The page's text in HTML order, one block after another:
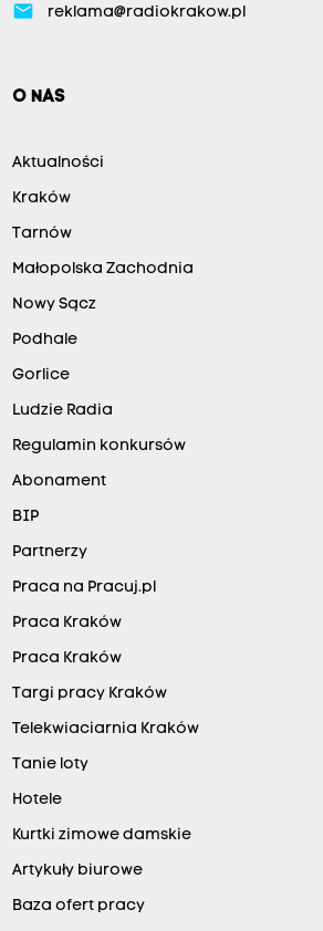
email reklama@radiokrakow.pl
O NAS
Aktualności
Kraków
Tarnów
Małopolska Zachodnia
Nowy Sącz
Podhale
Gorlice
Ludzie Radia
Regulamin konkursów
Abonament
BIP
Partnerzy
Praca na Pracuj.pl
Praca Kraków
Praca Kraków
Targi pracy Kraków
Telekwiaciarnia Kraków
Tanie loty
Hotele
Kurtki zimowe damskie
Artykuły biurowe
Baza ofert pracy